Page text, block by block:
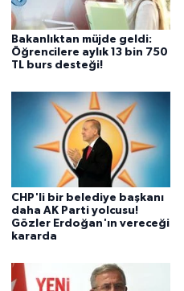
Bakanlıktan müjde geldi:
Öğrencilere aylık 13 bin 750
TL burs desteği!
CHP'li bir belediye başkanı
daha AK Parti yolcusu!
Gözler Erdoğan'ın vereceği
kararda